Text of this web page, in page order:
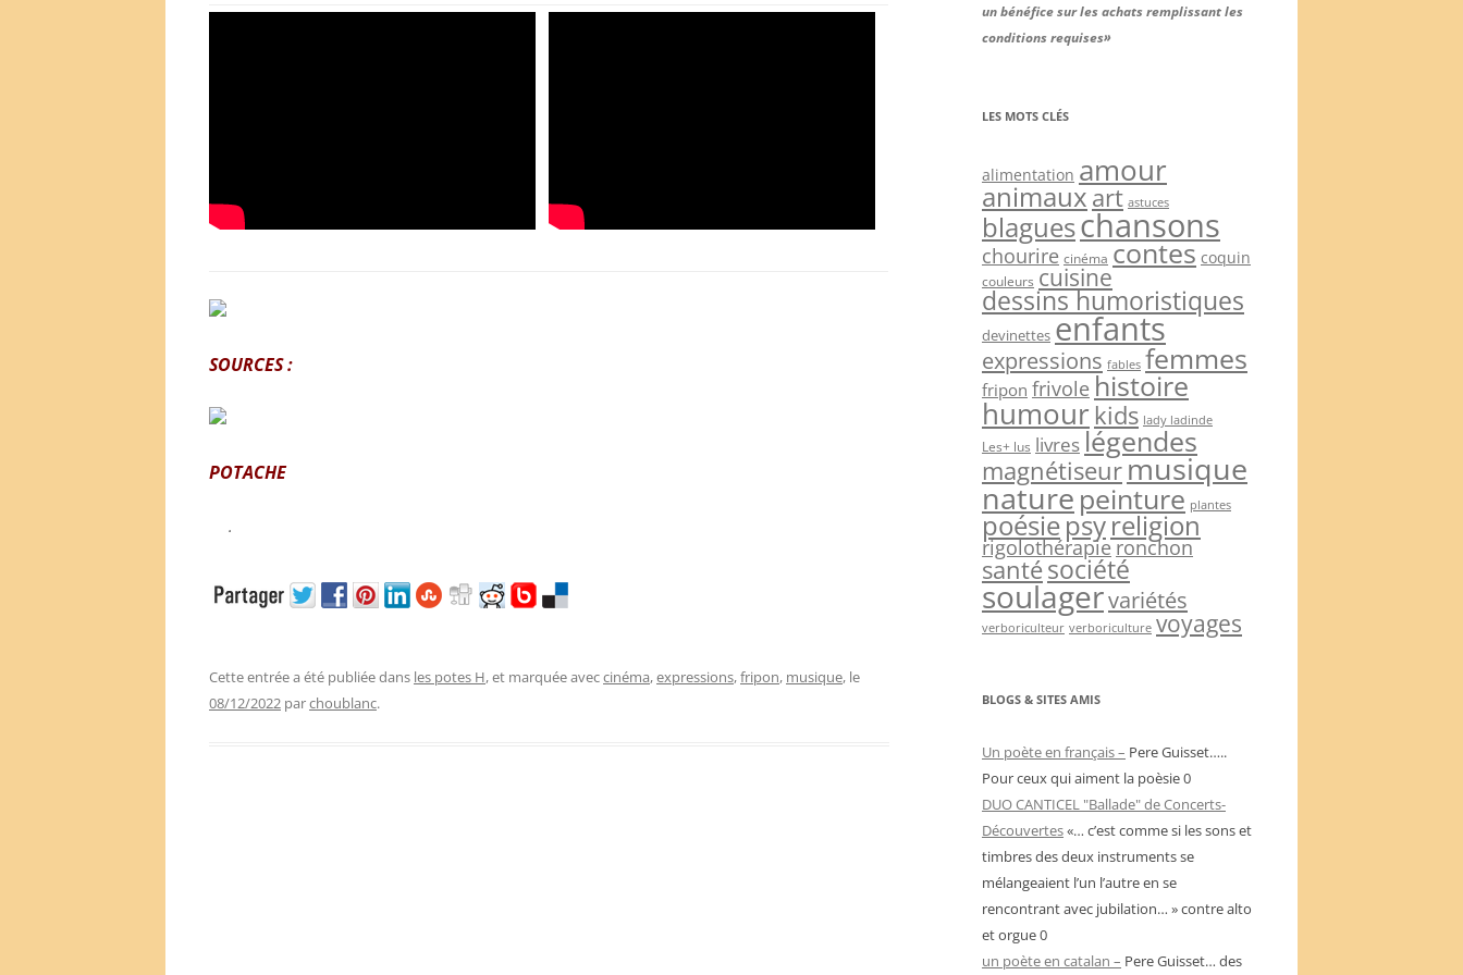
SOURCES :
POTACHE
.
Cette entrée a été publiée dans les potes H, et marquée aveccinéma,expressions,fripon, musique, le
08/12/2022 parchoublanc.
un bénéfice sur les achats remplissant les
conditions requises»
LES MOTS CLÉS
alimentation amour
animauxart astuces
blagueschansons
chourire cinéma contes coquin
couleurs cuisine
dessins humoristiques
devinettes enfants
expressions fables femmes
fripon frivole histoire
humour kids lady ladinde
Les+ lus livreslégendes
magnétiseurmusique
naturepeinture plantes
poésiepsyreligion
rigolothérapieronchon
santésociété
soulagervariétés
verboriculteur verboriculture voyages
BLOGS & SITES AMIS
Un poète en français – Pere Guisset…..
Pour ceux qui aiment la poèsie 0
DUO CANTICEL "Ballade" de Concerts-
Découvertes«… c’est comme si les sons et
timbres des deux instruments se
mélangeaient l’un l’autre en se
rencontrant avec jubilation… » contre alto
et orgue 0
un poète en catalan – Pere Guisset… des